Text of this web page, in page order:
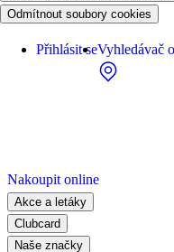
Odmítnout soubory cookies
Přihlásit seVyhledávač
Nakoupit online
Akce a letáky
Clubcard
Naše značky